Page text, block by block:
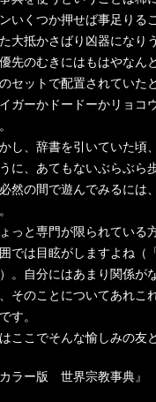
いくつか押せば事足りる
大抵かさばり凶器になり
先のむきにはもはやなん
セットで配置されていた
ガーかドードーかリョコ
し、辞書を引いていた頃
に、あてもないぶらぶら
然の間で遊んでみるには
っと専門が限られている
では目眩がしますよね（
。自分にはあまり関係が
そのことについてあれこ
す。
ここでそんな愉しみの友
カラー版 世界宗教事典